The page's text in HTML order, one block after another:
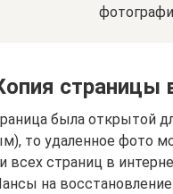
страницы
была открытой
то удаленное фото
всех страниц в
на